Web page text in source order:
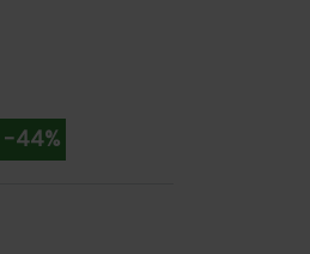
-44%